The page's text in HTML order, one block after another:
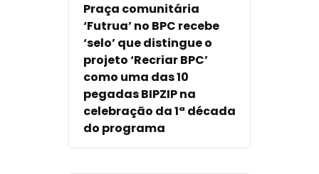
Praça comunitária
‘Futrua’ no BPC recebe
‘selo’ que distingue o
projeto ‘Recriar BPC’
como uma das 10
pegadas BIPZIP na
celebração da 1ª década
do programa